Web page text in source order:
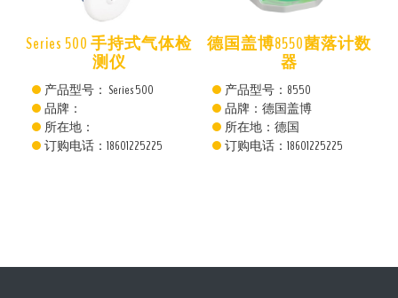
Series 500 手持式气体检
测仪
产品型号： Series 500
品牌：
所在地：
订购电话：18601225225
德国盖博8550菌落计数
器
产品型号：8550
品牌：德国盖博
所在地：德国
订购电话：18601225225